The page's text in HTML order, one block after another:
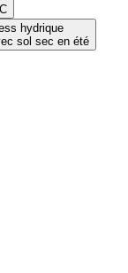
hydrique
sol sec en été